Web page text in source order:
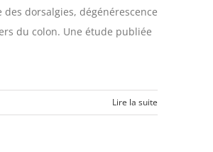
dorsalgies, dégénérescence
du colon. Une étude publiée
Lire la suite